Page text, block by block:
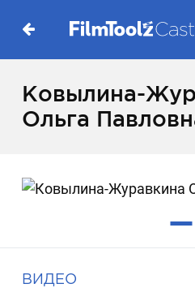
Ковылина-
Ольга
ВИДЕО